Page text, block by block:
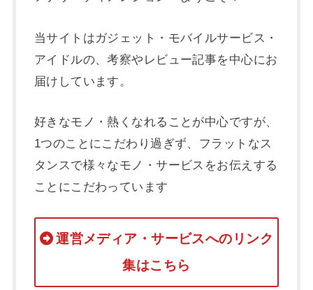
当サイトはガジェット・モバイルサービス・
アイドルの、考察やレビュー記事を中心にお
届けしています。
好きなモノ・熱くなれることが中心ですが、
1つのことにこだわり過ぎず、フラットなス
タンスで様々なモノ・サービスをお伝えする
ことにこだわっています
運営メディア・サービスへのリンク
集はこちら